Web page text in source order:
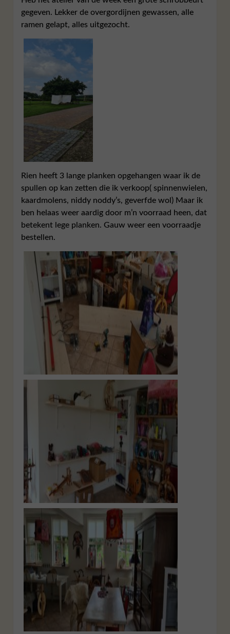
gegeven. Lekker de overgordijnen gewassen, alle
ramen gelapt, alles uitgezocht.
Rien heeft 3 lange planken opgehangen waar ik de
spullen op kan zetten die ik verkoop( spinnenwielen,
kaardmolens, niddy noddy’s, geverfde wol) Maar ik
ben helaas weer aardig door m’n voorraad heen, dat
betekent lege planken. Gauw weer een voorraadje
bestellen.